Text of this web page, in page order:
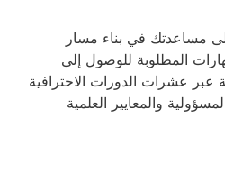
مساعدتك في بناء مسار
المطلوبة للوصول إلى
عبر عشرات الدورات الاحترافية
والمعايير العلمية